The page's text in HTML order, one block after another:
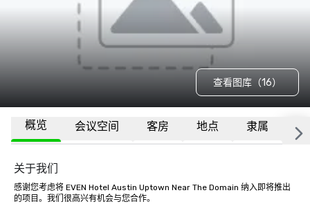
查看图库（16）
概览 会议空间 客房 地点 隶属 更
关于我们
感谢您考虑将 EVEN Hotel Austin Uptown Near The Domain 纳入即将推出
的项目。我们很高兴有机会与您合作。